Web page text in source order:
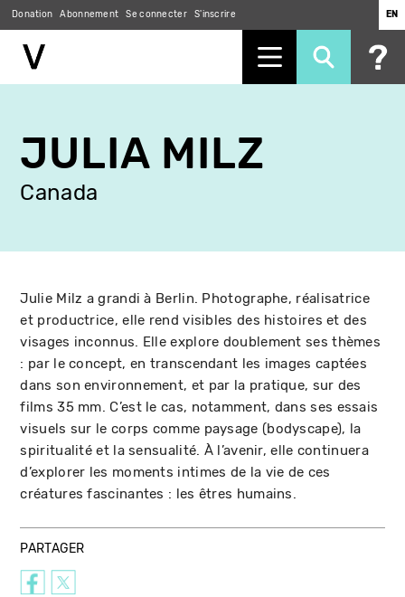
contenu
principal
Donation Abonnement Se connecter S'inscrire EN
JULIA MILZ
Canada
Julie Milz a grandi à Berlin. Photographe, réalisatrice
et productrice, elle rend visibles des histoires et des
visages inconnus. Elle explore doublement ses thèmes
: par le concept, en transcendant les images captées
dans son environnement, et par la pratique, sur des
films 35 mm. C’est le cas, notamment, dans ses essais
visuels sur le corps comme paysage (bodyscape), la
spiritualité et la sensualité. À l’avenir, elle continuera
d’explorer les moments intimes de la vie de ces
créatures fascinantes : les êtres humains.
PARTAGER